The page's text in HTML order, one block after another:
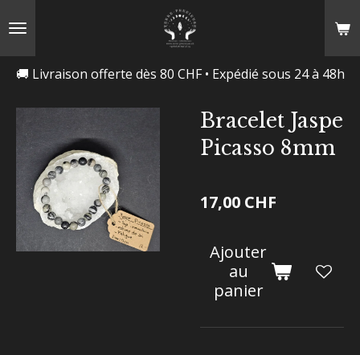
🚚 Livraison offerte dès 80 CHF • Expédié sous 24 à 48h
Bracelet Jaspe
Picasso 8mm
17,00 CHF
Ajouter
au
panier